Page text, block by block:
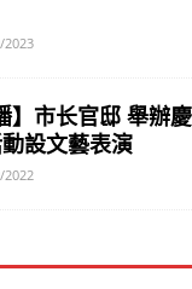
2023
】市长官邸 舉辦
設文藝表演
2022